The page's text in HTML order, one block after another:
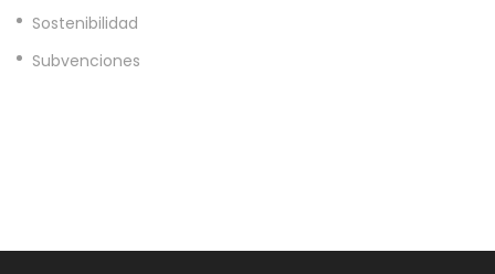
Sostenibilidad
Subvenciones